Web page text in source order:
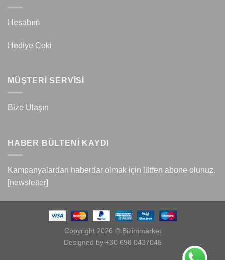
Hesabım
Hediye Çeki
MÜŞTERİ SERVİSİ
Bize Ulaşın
HABER BÜLTENİ KAYDI
Kampanyalardan haberdar olmak için lütfen abone olunuz.
[newsletter]
Copyright 2026 © Bizimmarket
Designed by +30 698 0437045